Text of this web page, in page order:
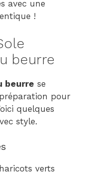
avec une
!
beurre
beurre se
pour
quelques
style.
verts